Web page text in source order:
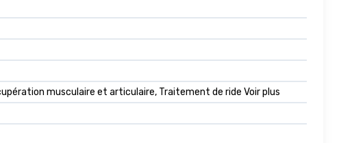
musculaire et articulaire, Traitement de ride Voir plus